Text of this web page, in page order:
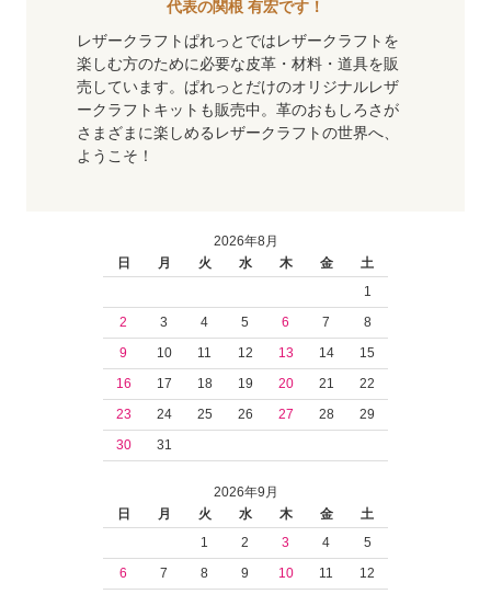
代表の関根 有宏です！
レザークラフトぱれっとではレザークラフトを
楽しむ方のために必要な皮革・材料・道具を販
売しています。ぱれっとだけのオリジナルレザ
ークラフトキットも販売中。革のおもしろさが
さまざまに楽しめるレザークラフトの世界へ、
ようこそ！
2026年8月
日
月 火 水 木 金
土
1
2
3 4 5 6 7
8
9
10 11 12 13 14
15
16
17 18 19 20 21
22
23
24 25 26 27 28
29
30
31
2026年9月
日
月 火 水 木 金
土
1
2 3 4
5
6
7 8 9 10 11
12